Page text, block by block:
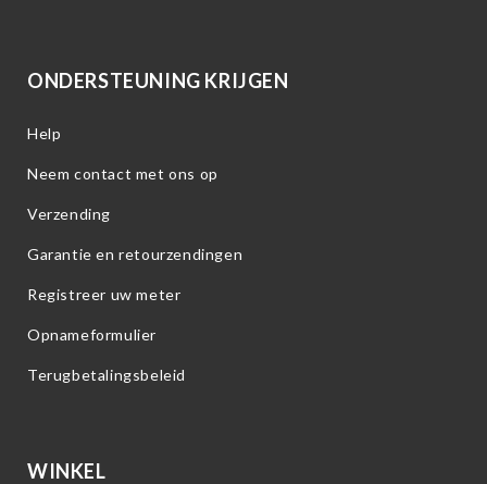
ONDERSTEUNING KRIJGEN
Help
Neem contact met ons op
Verzending
Garantie en retourzendingen
Registreer uw meter
Opnameformulier
Terugbetalingsbeleid
WINKEL